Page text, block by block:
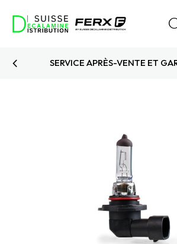
PRODUITS TESTÉS ET